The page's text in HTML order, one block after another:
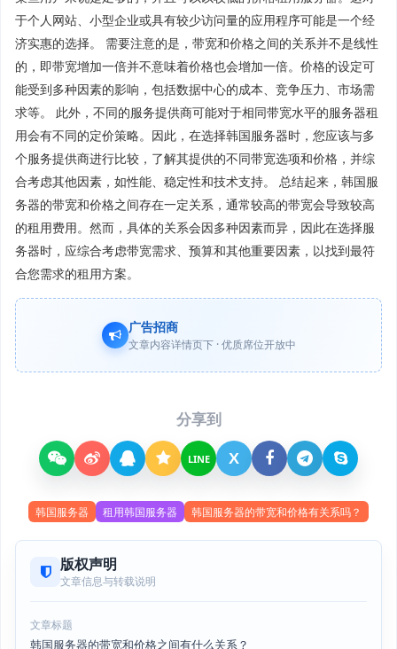
于个人网站、小型企业或具有较少访问量的应用程序可能是一个经
济实惠的选择。 需要注意的是，带宽和价格之间的关系并不是线性
的，即带宽增加一倍并不意味着价格也会增加一倍。价格的设定可
能受到多种因素的影响，包括数据中心的成本、竞争压力、市场需
求等。 此外，不同的服务提供商可能对于相同带宽水平的服务器租
用会有不同的定价策略。因此，在选择韩国服务器时，您应该与多
个服务提供商进行比较，了解其提供的不同带宽选项和价格，并综
合考虑其他因素，如性能、稳定性和技术支持。 总结起来，韩国服
务器的带宽和价格之间存在一定关系，通常较高的带宽会导致较高
的租用费用。然而，具体的关系会因多种因素而异，因此在选择服
务器时，应综合考虑带宽需求、预算和其他重要因素，以找到最符
合您需求的租用方案。
广告招商
文章内容详情页下 · 优质席位开放中
分享到
LINE X
韩国服务器 租用韩国服务器 韩国服务器的带宽和价格有关系吗？
版权声明
文章信息与转载说明
文章标题
韩国服务器的带宽和价格之间有什么关系？